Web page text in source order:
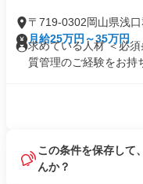
〒719-0302岡山県浅
月給25万円～35万円
求めている人材 ＜必
質管理のご経験をお持
この条件を保存して
んか？